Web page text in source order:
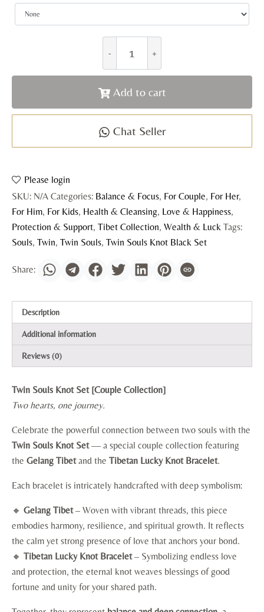
Add to cart
Chat Seller
Please login
SKU: N/A Categories: Balance & Focus, For Couple, For Her,
For Him, For Kids, Health & Cleansing, Love & Happiness,
Protection & Support, Tibet Collection, Wealth & Luck Tags:
Souls, Twin, Twin Souls, Twin Souls Knot Black Set
Description
Additional information
Reviews (0)
Twin Souls Knot Set [Couple Collection]
Two hearts, one journey.
Celebrate the powerful connection between two souls with the
Twin Souls Knot Set— a special couple collection featuring
the Gelang Tibetand the Tibetan Lucky Knot Bracelet.
Each bracelet is intricately handcrafted with deep symbolism:
🔸 Gelang Tibet– Woven with vibrant threads, this piece
embodies harmony, resilience, and spiritual growth. It reflects
the calm yet strong presence of love that anchors your bond.
🔸 Tibetan Lucky Knot Bracelet– Symbolizing endless love
and protection, the eternal knot weaves blessings of good
fortune and unity for your shared path.